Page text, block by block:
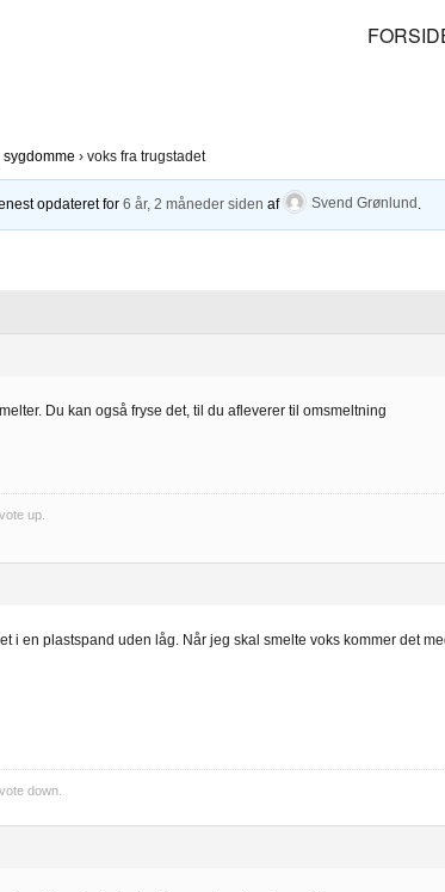
› voks fra trugstadet
opdateret for6 år, 2 måneder siden af Svend Grønlund
Du kan også fryse det, til du afleverer til omsmeltning
vote up.
i en plastspand uden låg. Når jeg skal smelte voks kommer det
vote down.